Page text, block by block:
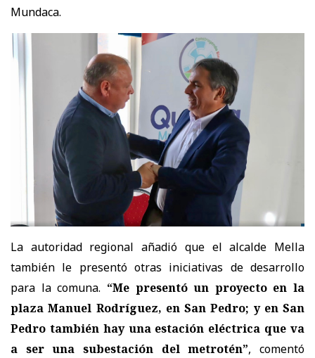
Mundaca.
La autoridad regional añadió que el alcalde Mella
también le presentó otras iniciativas de desarrollo
para la comuna. “Me presentó un proyecto en la
plaza Manuel Rodríguez, en San Pedro; y en San
Pedro también hay una estación eléctrica que va
a ser una subestación del metrotén”, comentó